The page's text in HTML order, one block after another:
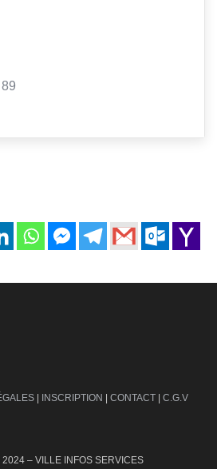
| INSCRIPTION | CONTACT | C.G.V
– VILLE INFOS SERVICES